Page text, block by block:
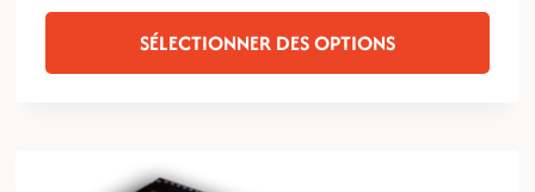
SÉLECTIONNER DES OPTIONS